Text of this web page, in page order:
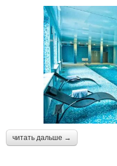
читать дальше →